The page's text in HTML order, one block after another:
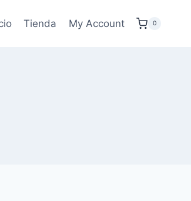
Tienda My Account 0